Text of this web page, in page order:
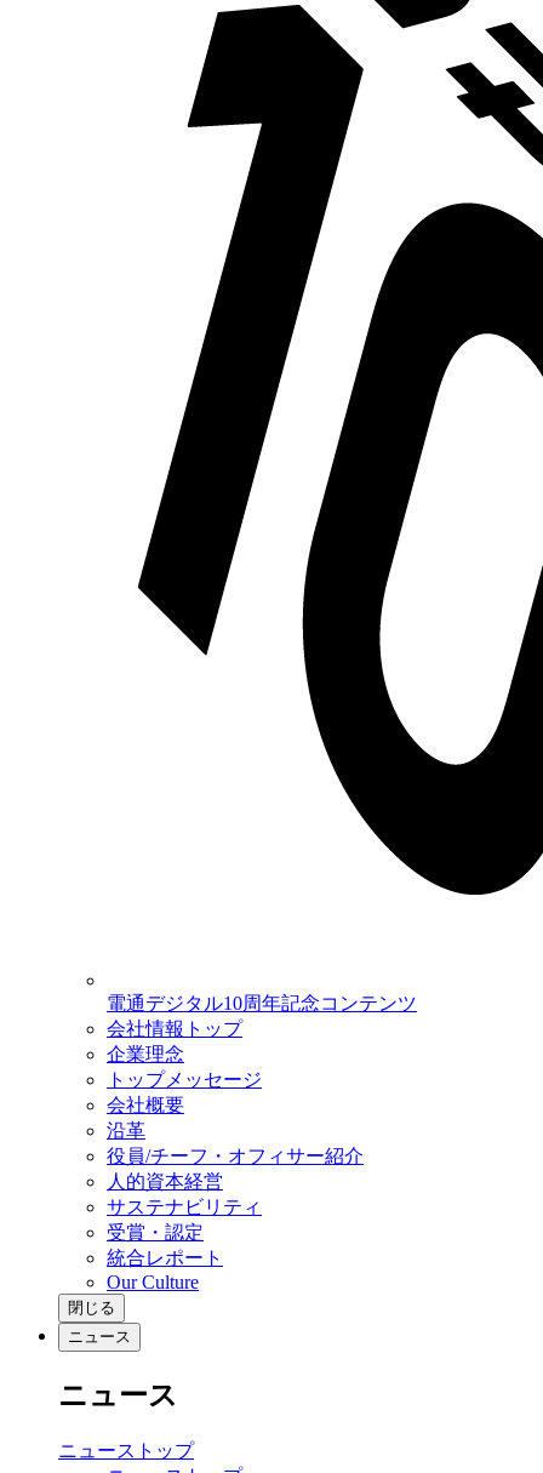
電通デジタル10周年記念コンテンツ
会社情報トップ
企業理念
トップメッセージ
会社概要
沿革
役員/チーフ・オフィサー紹介
人的資本経営
サステナビリティ
受賞・認定
統合レポート
Our Culture
閉じる
ニュース
ニュース
ニューストップ